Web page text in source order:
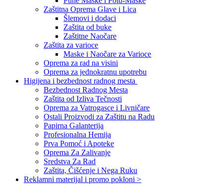
Zaštitna Oprema Glave i Lica
Šlemovi i dodaci
Zaštita od buke
Zaštitne Naočare
Zaštita za varioce
Maske i Naočare za Varioce
Oprema za rad na visini
Oprema za jednokratnu upotrebu
Higijena i bezbednost radnog mesta
Bezbednost Radnog Mesta
Zaštita od Izliva Tečnosti
Oprema za Vatrogasce i Livničare
Ostali Proizvodi za Zaštitu na Radu
Papirna Galanterija
Profesionalna Hemija
Prva Pomoć i Apoteke
Oprema Za Zalivanje
Sredstva Za Rad
Zaštita, Čišćenje i Nega Ruku
Reklamni materijal i promo pokloni >